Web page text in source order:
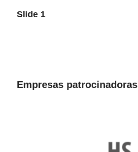
Slide 1
Empresas patrocinadoras